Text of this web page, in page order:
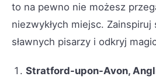
to na pewno nie możesz
niezwykłych miejsc.
sławnych pisarzy i odkryj
Stratford-upon-Avon,